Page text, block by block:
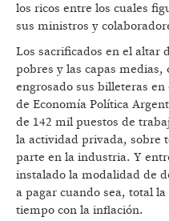
los ricos entre los cuales
sus ministros y
Los sacrificados en el altar
pobres y las capas
engrosado sus billeteras
de Economía Política
de 142 mil puestos de
la actividad privada, sobre
parte en la industria. Y
instalado la modalidad de
a pagar cuando sea, total
tiempo con la inflación.